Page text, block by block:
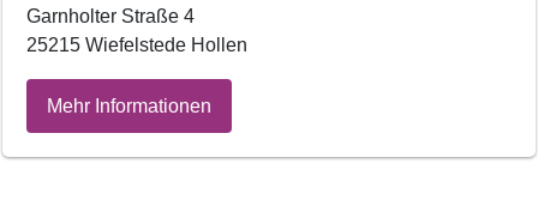
Garnholter Straße 4
25215 Wiefelstede Hollen
Mehr Informationen